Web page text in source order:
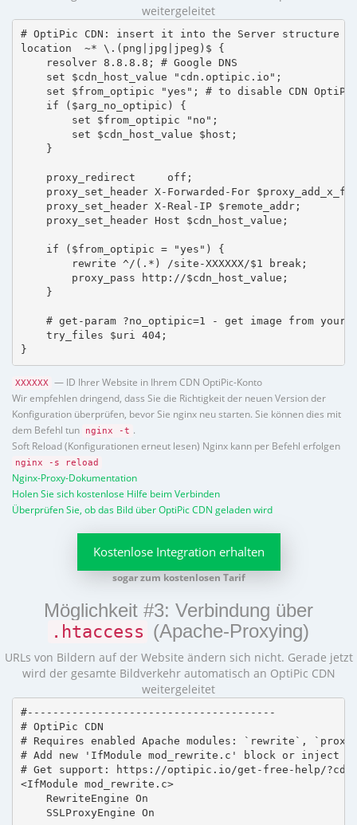
weitergeleitet
# OptiPic CDN: insert it into the Server structure
location  ~* \.(png|jpg|jpeg)$ {
    resolver 8.8.8.8; # Google DNS
    set $cdn_host_value "cdn.optipic.io";
set $from_optipic "yes"; # to disable CDN
    if ($arg_no_optipic) {
        set $from_optipic "no";
        set $cdn_host_value $host;
    }
    proxy_redirect     off;
proxy_set_header X-Forwarded-For
    proxy_set_header X-Real-IP $remote_addr;
    proxy_set_header Host $cdn_host_value;
    if ($from_optipic = "yes") {
        rewrite ^/(.*) /site-XXXXXX/$1 break;
        proxy_pass http://$cdn_host_value;
    }
# get-param ?no_optipic=1 - get image from your
    try_files $uri 404;
}
XXXXXX
— ID Ihrer Website in Ihrem CDN OptiPic-Konto
Wir empfehlen dringend, dass Sie die Richtigkeit der neuen Version der
Konfiguration überprüfen, bevor Sie nginx neu starten. Sie können dies mit
dem Befehl tun
nginx -t .
Soft Reload (Konfigurationen erneut lesen) Nginx kann per Befehl erfolgen
nginx -s reload
Nginx-Proxy-Dokumentation
Holen Sie sich kostenlose Hilfe beim Verbinden
Überprüfen Sie, ob das Bild über OptiPic CDN geladen wird
Kostenlose Integration erhalten
sogar zum kostenlosen Tarif
Möglichkeit #3: Verbindung über
.htaccess (Apache-Proxying)
URLs von Bildern auf der Website ändern sich nicht. Gerade jetzt
wird der gesamte Bildverkehr automatisch an OptiPic CDN
weitergeleitet
#---------------------------------------
# OptiPic CDN
# Requires enabled Apache modules: `rewrite`,
# Add new 'IfModule mod_rewrite.c' block or inject
# Get support: https://optipic.io/get-free-help/
<IfModule mod_rewrite.c>
    RewriteEngine On
    SSLProxyEngine On